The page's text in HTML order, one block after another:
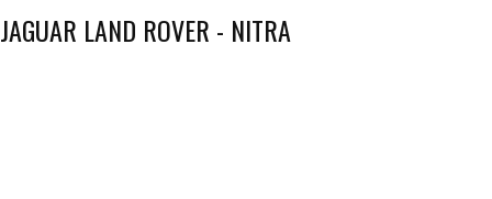
JAGUAR LAND ROVER - NITRA